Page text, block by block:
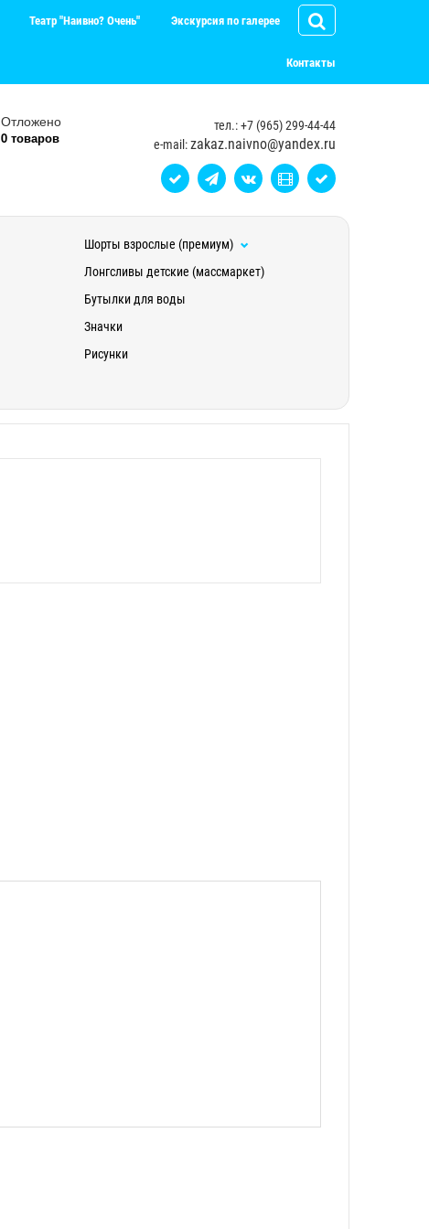
Театр "Наивно? Очень" Экскурсия по галерее
Контакты
Отложено
0 товаров
тел.: +7 (965) 299-44-44
e-mail:zakaz.naivno@yandex.ru
Шорты взрослые (премиум)
Лонгсливы детские (массмаркет)
Бутылки для воды
Значки
Рисунки